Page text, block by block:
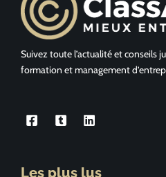
Suivez toute l’actualité et conseils
formation et management
Les plus lus